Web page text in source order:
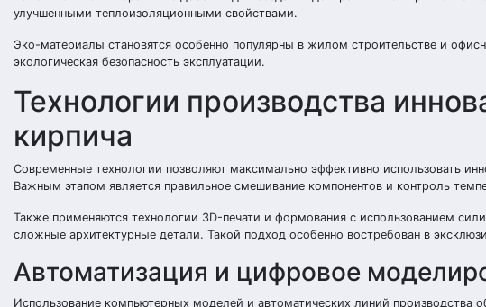
улучшенными теплоизоляционными свойствами.
Эко-материалы становятся особенно популярны в жилом строительстве и
экологическая безопасность эксплуатации.
Технологии производства
кирпича
Современные технологии позволяют максимально эффективно использовать
Важным этапом является правильное смешивание компонентов и контроль
Также применяются технологии 3D-печати и формования с использованием
сложные архитектурные детали. Такой подход особенно востребован в
Автоматизация и цифровое
Использование компьютерных моделей и автоматических линий производства